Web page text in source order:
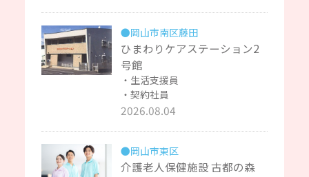
●岡山市南区藤田
ひまわりケアステーション2
号館
生活支援員
契約社員
2026.08.04
●岡山市東区
介護老人保健施設 古都の森